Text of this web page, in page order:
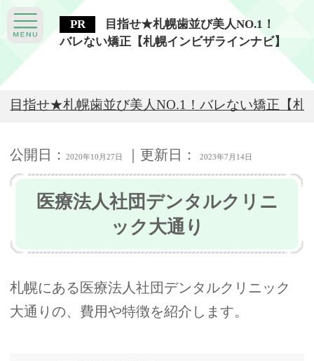
目指せ★札幌歯並び美人NO.1！
バレない矯正【札幌インビザラインナビ】
目指せ★札幌歯並び美人NO.1！バレない矯正【札
公開日：2020年10月27日 ｜更新日：2023年7月14日
医療法人社団デンタルクリニ
ック大通り
札幌にある医療法人社団デンタルクリニック
大通りの、費用や特徴を紹介します。